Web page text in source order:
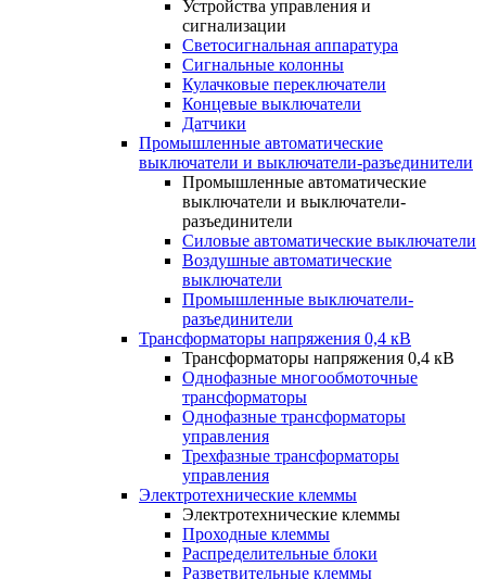
Устройства управления и
сигнализации
Светосигнальная аппаратура
Сигнальные колонны
Кулачковые переключатели
Концевые выключатели
Датчики
Промышленные автоматические
выключатели и выключатели-разъединители
Промышленные автоматические
выключатели и выключатели-
разъединители
Силовые автоматические выключатели
Воздушные автоматические
выключатели
Промышленные выключатели-
разъединители
Трансформаторы напряжения 0,4 кВ
Трансформаторы напряжения 0,4 кВ
Однофазные многообмоточные
трансформаторы
Однофазные трансформаторы
управления
Трехфазные трансформаторы
управления
Электротехнические клеммы
Электротехнические клеммы
Проходные клеммы
Распределительные блоки
Разветвительные клеммы